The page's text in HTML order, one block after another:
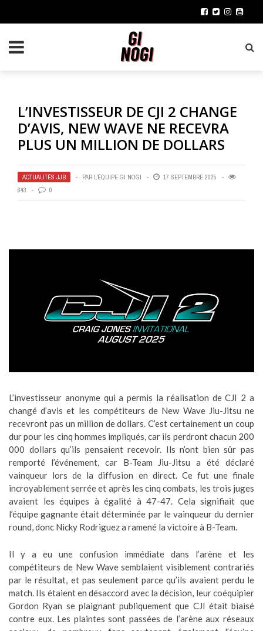
L’INVESTISSEUR DE CJI 2 CHANGE
D’AVIS, NEW WAVE NE RECEVRA
PLUS UN MILLION DE DOLLARS
ACTUALITÉS JJB PAR L'ÉQUIPE GI NOGI
17 SEPTEMBRE 2025
643
0
L’investisseur anonyme qui a permis la réalisation de CJI 2 a
changé d’avis et les compétiteurs de New Wave Jiu-Jitsu ne
recevront pas un million de dollars. C’est certainement un coup
dur pour les cinq hommes impliqués, car ils perdront chacun 200
000 dollars qu’ils pensaient recevoir. Ils n’ont bien sûr pas
remporté l’événement, car B-Team Jiu-Jitsu a été déclaré
vainqueur lors de la diffusion en direct. Ce fut une finale
incroyablement serrée et après les cinq combats, les trois juges
avaient les équipes à égalité à 47-47. Cela signifiait que
l’équipe gagnante était déterminée par le vainqueur du dernier
round, donc Nicky Rodriguez a ramené la victoire à B-Team.
Il y a eu une confusion immédiate dans l’arène et les
compétiteurs de New Wave semblaient visiblement contrariés
par le résultat, et pas seulement parce qu’ils avaient perdu le
match. Ils étaient en désaccord avec la décision, leur coéquipier
Gordon Ryan se plaignant publiquement que CJI était biaisé
contre eux. Les plaintes sont passées de l’arène aux réseaux